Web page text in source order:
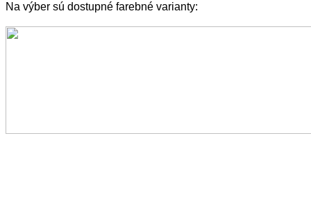
Na výber sú dostupné farebné varianty: